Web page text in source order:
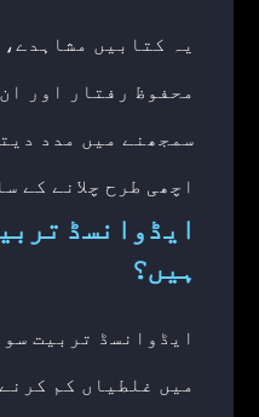
یہ کتابیں
محفوظ رفتار اور
سمجھنے میں مدد
اچھی طرح چلانے کے
ایڈوانسڈ
ہیں؟
ایڈوانسڈ تربیت
میں غلطیاں کم